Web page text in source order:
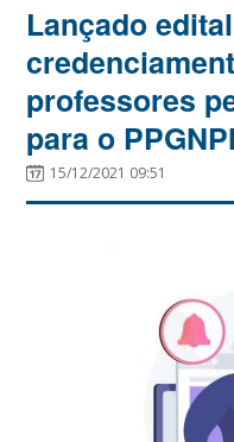
Lançado
professores
para o
15/12/2021 09:51